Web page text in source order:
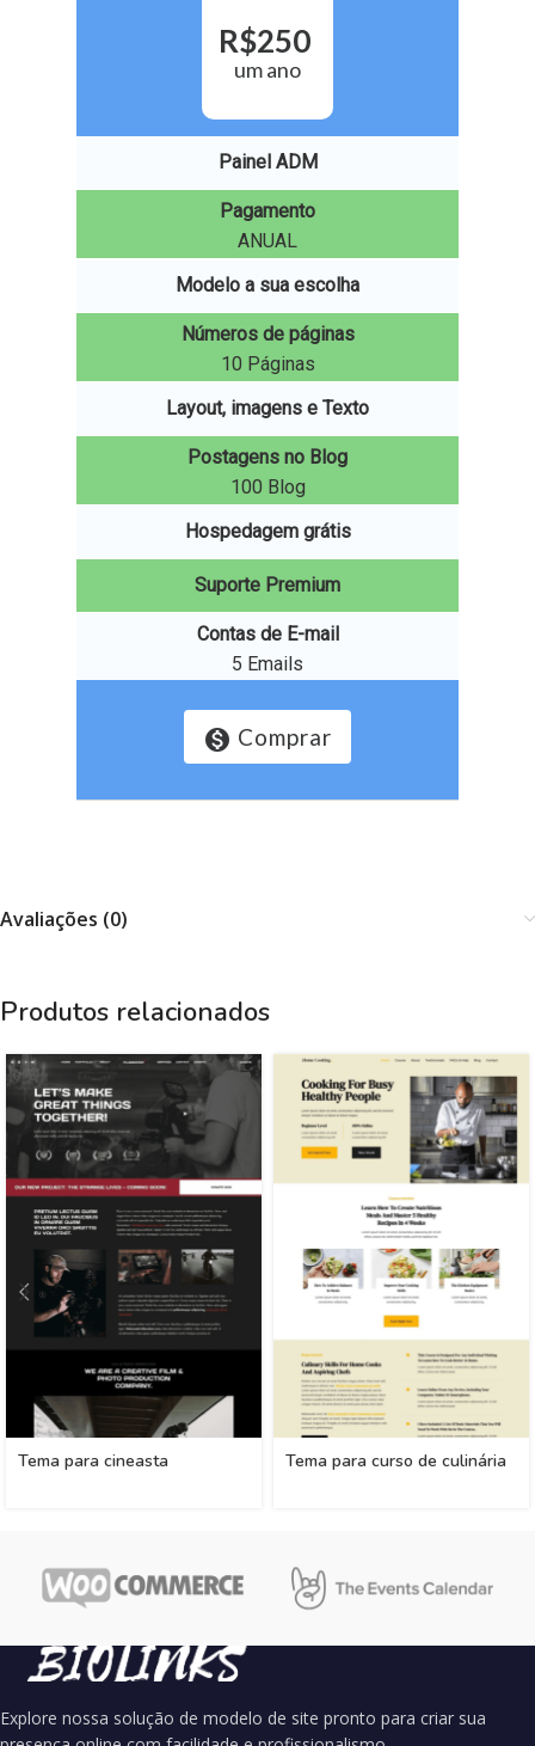
R$250
um ano
Painel ADM
Pagamento
ANUAL
Modelo a sua escolha
Números de páginas
10 Páginas
Layout, imagens e Texto
Postagens no Blog
100 Blog
Hospedagem grátis
Suporte Premium
Contas de E-mail
5 Emails
monetization_on Comprar
Avaliações (0)
Produtos relacionados
Tema para cineasta Tema para curso de culinária
Explore nossa solução de modelo de site pronto para criar sua